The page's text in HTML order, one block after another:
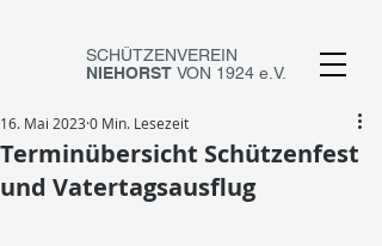
SCHÜTZENVEREIN
NIEHORST VON 1924 e.V.
Terminübersicht Schützenfest
und Vatertagsausflug
16. Mai 2023 0 Min. Lesezeit